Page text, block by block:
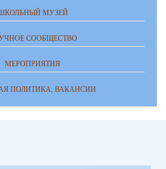
МУЗЕЙ
СООБЩЕСТВО
МЕРОПРИЯТИЯ
ПОЛИТИКА, ВАКАНСИИ